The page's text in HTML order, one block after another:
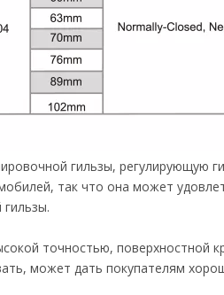
гильзы, регулирующую
так что она может
точностью, поверхностной
может дать покупателям